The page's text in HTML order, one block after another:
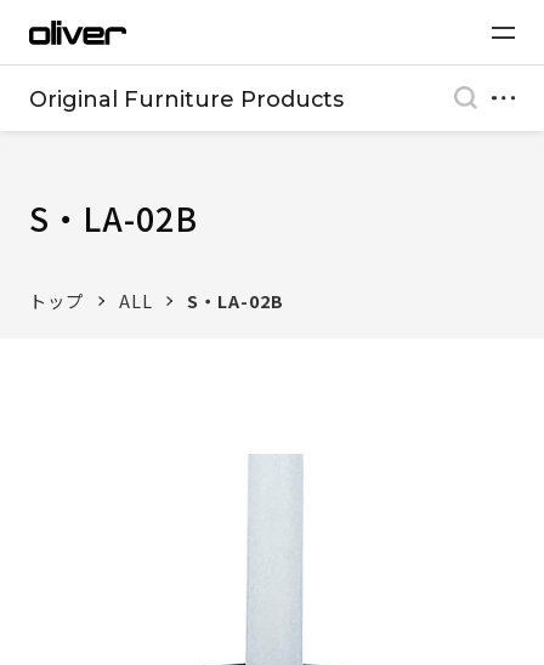
Original Furniture Products
S・LA-02B
トップ ALL S・LA-02B